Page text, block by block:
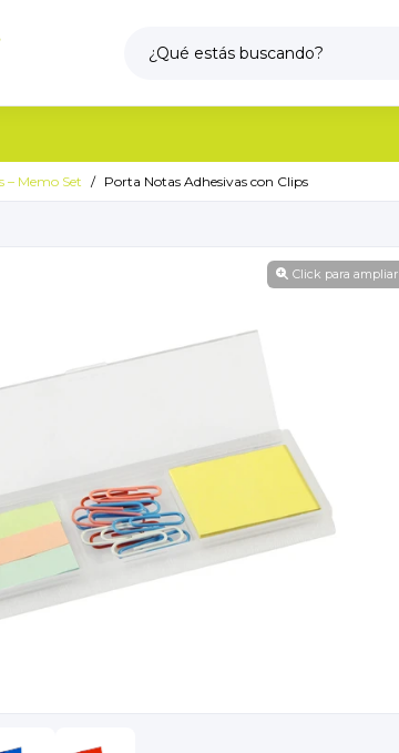
– Memo Set Porta Notas Adhesivas con Clips
Click para ampliar